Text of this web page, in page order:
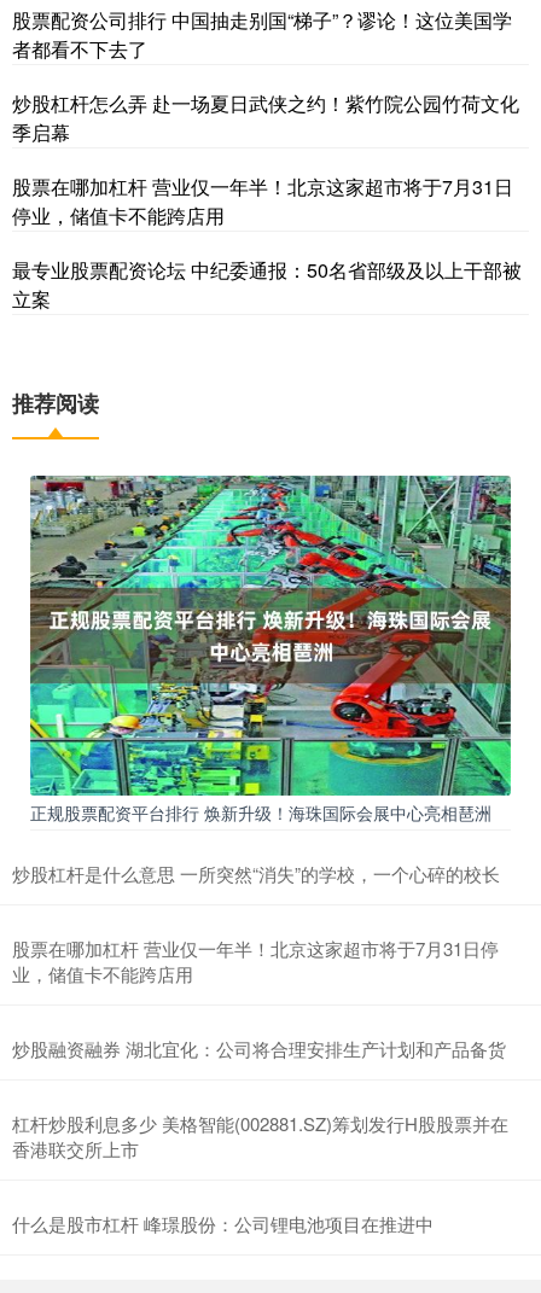
股票配资公司排行 中国抽走别国“梯子”？谬论！这位美国学
者都看不下去了
炒股杠杆怎么弄 赴一场夏日武侠之约！紫竹院公园竹荷文化
季启幕
股票在哪加杠杆 营业仅一年半！北京这家超市将于7月31日
停业，储值卡不能跨店用
最专业股票配资论坛 中纪委通报：50名省部级及以上干部被
立案
推荐阅读
正规股票配资平台排行 焕新升级！海珠国际会展中心亮相琶洲
炒股杠杆是什么意思 一所突然“消失”的学校，一个心碎的校长
股票在哪加杠杆 营业仅一年半！北京这家超市将于7月31日停
业，储值卡不能跨店用
炒股融资融券 湖北宜化：公司将合理安排生产计划和产品备货
杠杆炒股利息多少 美格智能(002881.SZ)筹划发行H股股票并在
香港联交所上市
什么是股市杠杆 峰璟股份：公司锂电池项目在推进中